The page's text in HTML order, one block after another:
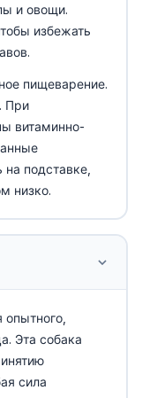
и овощи.
избежать
пищеварение.
При
витаминно-
подставке,
низко.
Эта собака
сила